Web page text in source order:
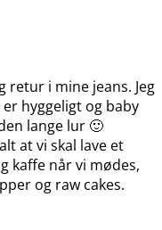
retur i mine jeans. Jeg
hyggeligt og baby
lange lur 🙂
at vi skal lave et
kaffe når vi mødes,
og raw cakes.